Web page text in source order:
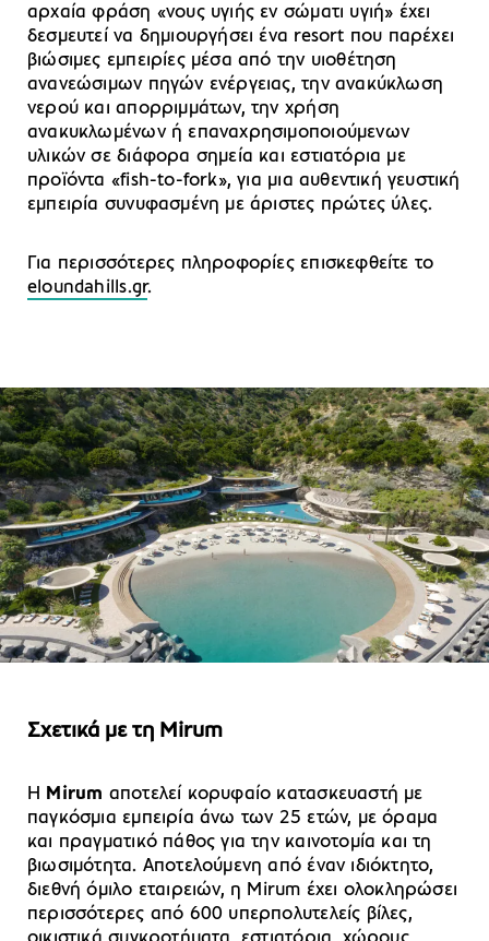
αρχαία φράση «νους υγιής εν σώματι υγιή» έχει
δεσμευτεί να δημιουργήσει ένα resort που παρέχει
βιώσιμες εμπειρίες μέσα από την υιοθέτηση
ανανεώσιμων πηγών ενέργειας, την ανακύκλωση
νερού και απορριμμάτων, την xρήση
ανακυκλωμένων ή επαναχρησιμοποιούμενων
υλικών σε διάφορα σημεία και εστιατόρια με
προϊόντα «fish-to-fork», για μια αυθεντική γευστική
εμπειρία συνυφασμένη με άριστες πρώτες ύλες.
Για περισσότερες πληροφορίες επισκεφθείτε το
eloundahills.gr.
Σχετικά με τη Mirum
Η Mirum αποτελεί κορυφαίο κατασκευαστή με
παγκόσμια εμπειρία άνω των 25 ετών, με όραμα
και πραγματικό πάθος για την καινοτομία και τη
βιωσιμότητα. Αποτελούμενη από έναν ιδιόκτητο,
διεθνή όμιλο εταιρειών, η Mirum έχει ολοκληρώσει
περισσότερες από 600 υπερπολυτελείς βίλες,